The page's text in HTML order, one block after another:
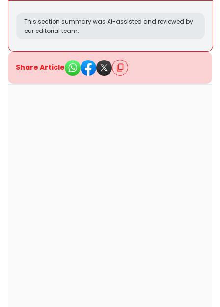
This section summary was AI-assisted and reviewed by
our editorial team.
Share Article